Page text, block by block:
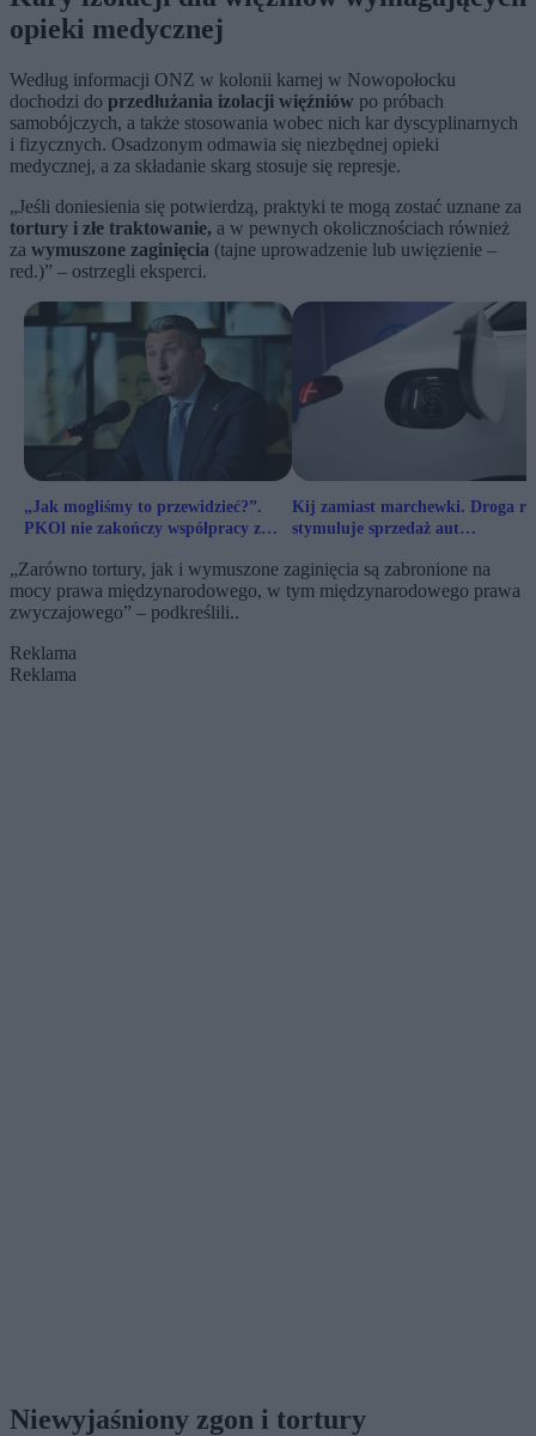
opieki medycznej
Według informacji ONZ w kolonii karnej w Nowopołocku
dochodzi do przedłużania izolacji więźniów po próbach
samobójczych, a także stosowania wobec nich kar dyscyplinarnych
i fizycznych. Osadzonym odmawia się niezbędnej opieki
medycznej, a za składanie skarg stosuje się represje.
„Jeśli doniesienia się potwierdzą, praktyki te mogą zostać uznane za
tortury i złe traktowanie, a w pewnych okolicznościach również
za wymuszone zaginięcia (tajne uprowadzenie lub uwięzienie –
red.)” – ostrzegli eksperci.
„Jak mogliśmy to przewidzieć?”.
PKOl nie zakończy współpracy z
Kij zamiast marchewki. Droga
stymuluje sprzedaż aut
„Zarówno tortury, jak i wymuszone zaginięcia są zabronione na
mocy prawa międzynarodowego, w tym międzynarodowego prawa
zwyczajowego” – podkreślili..
Reklama
Reklama
Niewyjaśniony zgon i tortury